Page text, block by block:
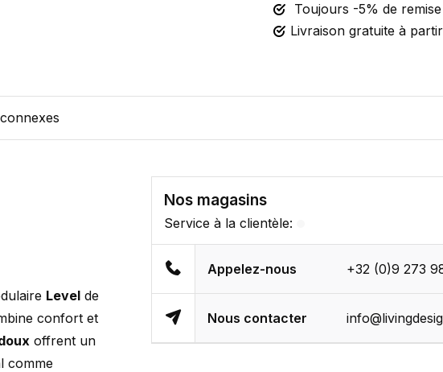
Toujours -5% de
Livraison gratuite à
Level de
confort et
offrent un
comme
Nos magasins
Service à la clientèle:
Appelez-nous +32 (0)9 273
Nous contacter